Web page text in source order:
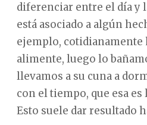
diferenciar entre el día y
está asociado a algún
ejemplo, cotidianamente
alimente, luego lo
llevamos a su cuna a
con el tiempo, que esa
Esto suele dar resultado